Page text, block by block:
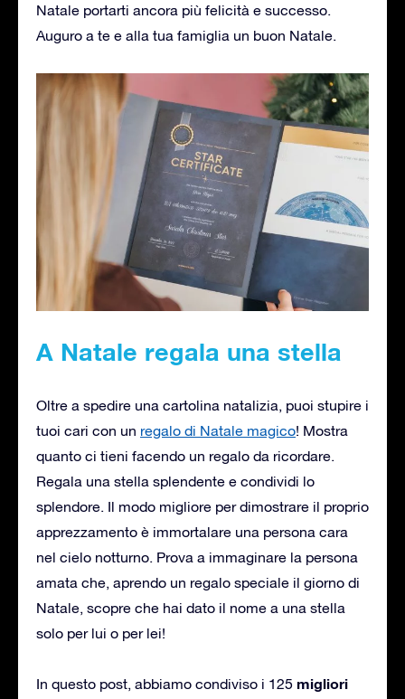
Natale portarti ancora più felicità e successo.
Auguro a te e alla tua famiglia un buon Natale.
A Natale regala una stella
Oltre a spedire una cartolina natalizia, puoi stupire i
tuoi cari con un regalo di Natale magico! Mostra
quanto ci tieni facendo un regalo da ricordare.
Regala una stella splendente e condividi lo
splendore. Il modo migliore per dimostrare il proprio
apprezzamento è immortalare una persona cara
nel cielo notturno. Prova a immaginare la persona
amata che, aprendo un regalo speciale il giorno di
Natale, scopre che hai dato il nome a una stella
solo per lui o per lei!
In questo post, abbiamo condiviso i 125 migliori